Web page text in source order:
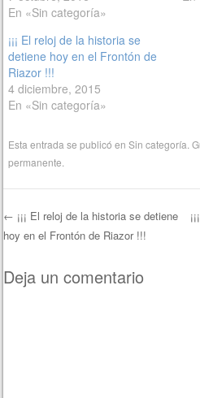
En «Sin categoría»
¡¡¡ El reloj de la historia se
detiene hoy en el Frontón de
Riazor !!!
4 diciembre, 2015
En «Sin categoría»
Esta entrada se publicó enSin categoría .
permanente
Navegación de
← ¡¡¡ El reloj de la historia se detiene
hoy en el Frontón de Riazor !!!
Deja un comentario